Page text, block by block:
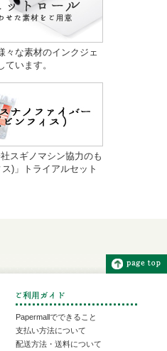
々な素材のインクジェ
います。
スギノマシン協力のも
)」トライアルセット
Papermallでできること
支払い方法について
配送方法・送料について